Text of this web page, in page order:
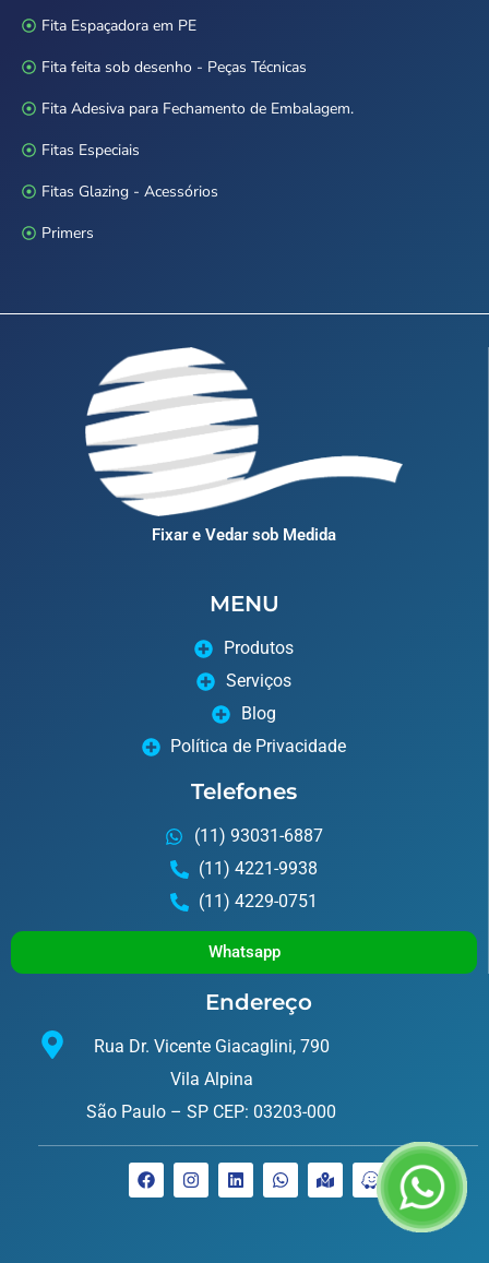
Fita Espaçadora em PE
Fita feita sob desenho - Peças Técnicas
Fita Adesiva para Fechamento de Embalagem.
Fitas Especiais
Fitas Glazing - Acessórios
Primers
Fixar e Vedar sob Medida
MENU
Produtos
Serviços
Blog
Política de Privacidade
Telefones
(11) 93031-6887
(11) 4221-9938
(11) 4229-0751
Whatsapp
Endereço
Rua Dr. Vicente Giacaglini, 790
Vila Alpina
São Paulo – SP CEP: 03203-000